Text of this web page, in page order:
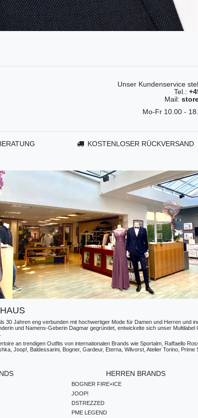
Unser Kundenservice
Tel.:
Mail:
Mo-Fr 10.00 -
KOSTENLOSER RÜCKVERSAND
30 Jahren eng verbunden mit hochwertiger Mode für Damen und Herren und
und Namens-Geberin Dagmar gegründet, entwickelte sich unser
an trendigen Outfits von internationalen Brands wie Sportalm, Raffaello
Joop!, Baldessarini, Bogner, Gardeur, Eterna, Wilvorst, Atelier Torino, Prime
HERREN BRANDS
BOGNER FIRE+ICE
JOOP!
DSTREZZED
PME LEGEND